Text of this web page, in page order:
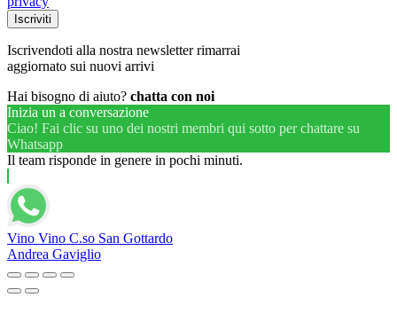
Iscrivendoti alla nostra newsletter rimarrai
aggiornato sui nuovi arrivi
Hai bisogno di aiuto? chatta con noi
Inizia un a conversazione
Ciao! Fai clic su uno dei nostri membri qui sotto per chattare su
Whatsapp
Il team risponde in genere in pochi minuti.
Vino Vino C.so San Gottardo
Andrea Gaviglio